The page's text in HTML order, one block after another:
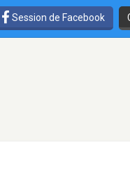
Session de Facebook